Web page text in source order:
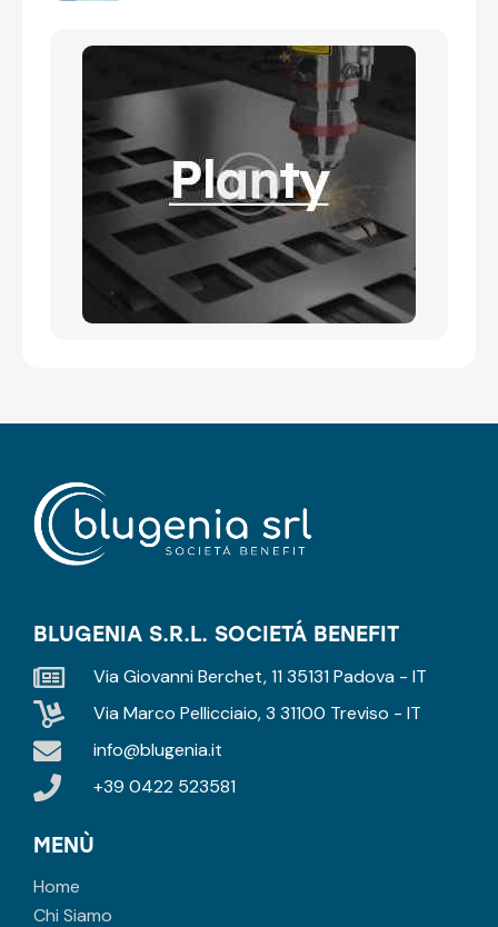
BLUGENIA S.R.L. SOCIETÁ BENEFIT
Via Giovanni Berchet, 11 35131 Padova - IT
Via Marco Pellicciaio, 3 31100 Treviso - IT
info@blugenia.it
+39 0422 523581
MENÙ
Home
Chi Siamo